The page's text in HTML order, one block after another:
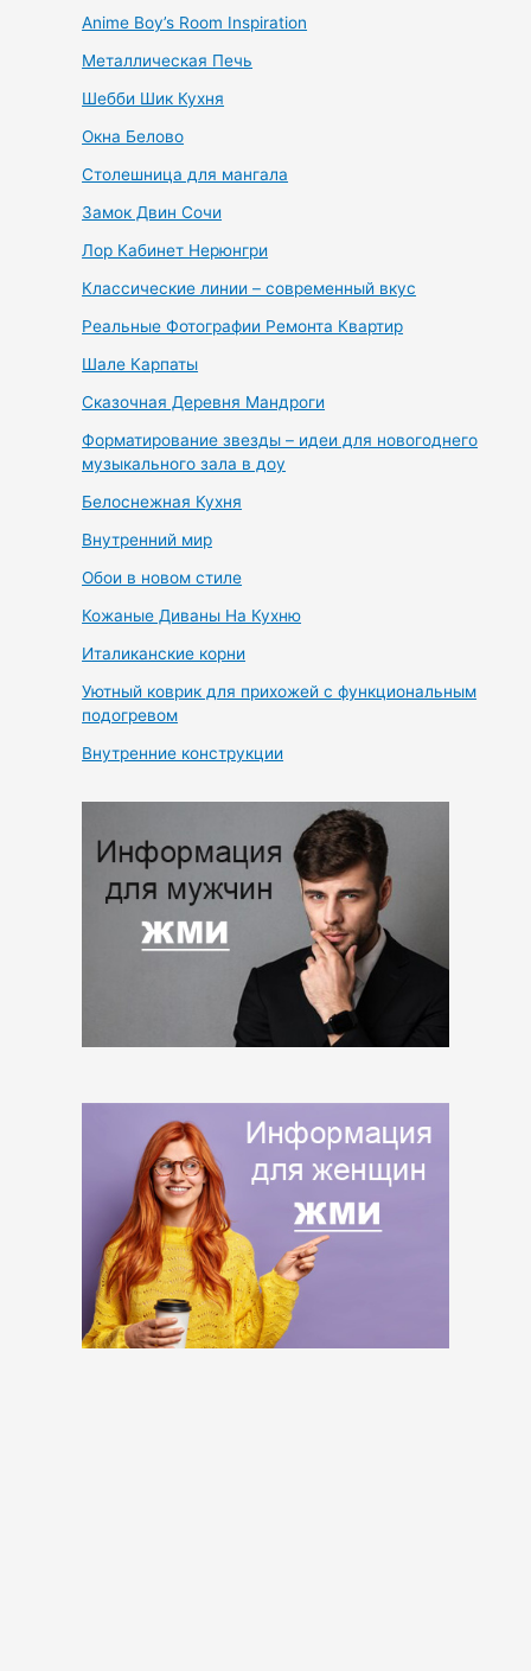
Anime Boy’s Room Inspiration
Металлическая Печь
Шебби Шик Кухня
Окна Белово
Столешница для мангала
Замок Двин Сочи
Лор Кабинет Нерюнгри
Классические линии – современный вкус
Реальные Фотографии Ремонта Квартир
Шале Карпаты
Сказочная Деревня Мандроги
Форматирование звезды – идеи для новогоднего
музыкального зала в доу
Белоснежная Кухня
Внутренний мир
Обои в новом стиле
Кожаные Диваны На Кухню
Италиканские корни
Уютный коврик для прихожей с функциональным
подогревом
Внутренние конструкции